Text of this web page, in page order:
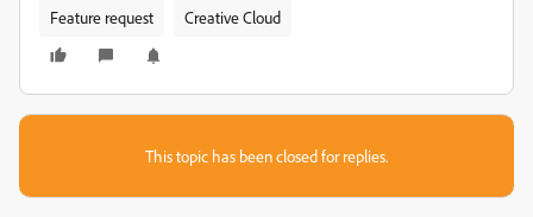
Feature request
Creative Cloud
This topic has been closed for replies.